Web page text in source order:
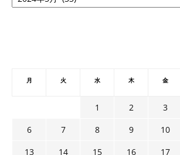
月 火 水 木 金
1 2 3
6
7 8 9 10
13
14 15 16 17